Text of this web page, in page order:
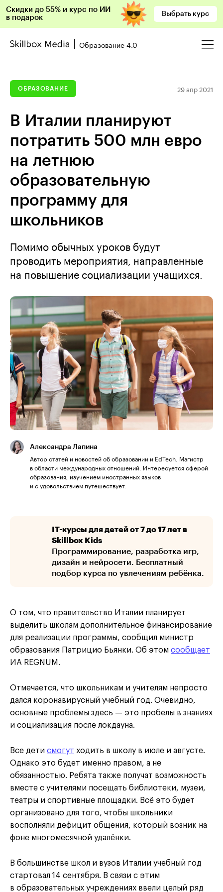
Скидки до 55% и курс по ИИ
в подарок
Выбрать курс
Образование 4.0
ОБРАЗОВАНИЕ 29 апр 2021
В Италии планируют
потратить 500 млн евро
на летнюю
образовательную
программу для
школьников
Помимо обычных уроков будут
проводить мероприятия, направленные
на повышение социализации учащихся.
Александра Лапина
Автор статей и новостей об образовании и EdTech. Магистр
в области международных отношений. Интересуется сферой
образования, изучением иностранных языков
и с удовольствием путешествует.
IT-курсы для детей от 7 до 17 лет в
Skillbox Kids
Программирование, разработка игр,
дизайн и нейросети. Бесплатный
подбор курса по увлечениям ребёнка.
О том, что правительство Италии планирует
выделить школам дополнительное финансирование
для реализации программы, сообщил министр
образования Патрицио Бьянки. Об этом сообщает
ИА REGNUM.
Отмечается, что школьникам и учителям непросто
дался коронавирусный учебный год. Очевидно,
основные проблемы здесь — это пробелы в знаниях
и социализация после локдауна.
Все дети смогут ходить в школу в июле и августе.
Однако это будет именно правом, а не
обязанностью. Ребята также получат возможность
вместе с учителями посещать библиотеки, музеи,
театры и спортивные площадки. Всё это будет
организовано для того, чтобы школьники
восполняли дефицит общения, который возник на
фоне многомесячной удалёнки.
В большинстве школ и вузов Италии учебный год
стартовал 14 сентября. В связи с этим
в образовательных учреждениях ввели целый ряд